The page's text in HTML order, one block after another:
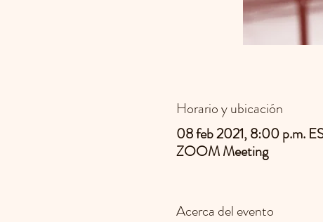
Horario y ubicación
08 feb 2021, 8:00 p.m.
ZOOM Meeting
Acerca del evento